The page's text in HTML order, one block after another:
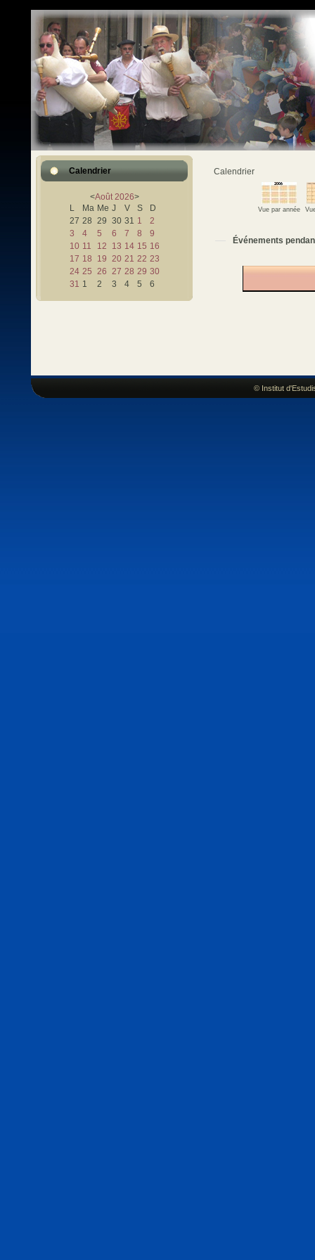
Calendrier
<Août 2026>
L
Ma Me J V S
D
27 28 29 30 31 1
2
3
4 5 6 7 8
9
10 11 12 13 14 15 16
17 18 19 20 21 22 23
24 25 26 27 28 29 30
31 1 2 3 4 5 6
Calendrier
Vue par année
Événements
© Institut